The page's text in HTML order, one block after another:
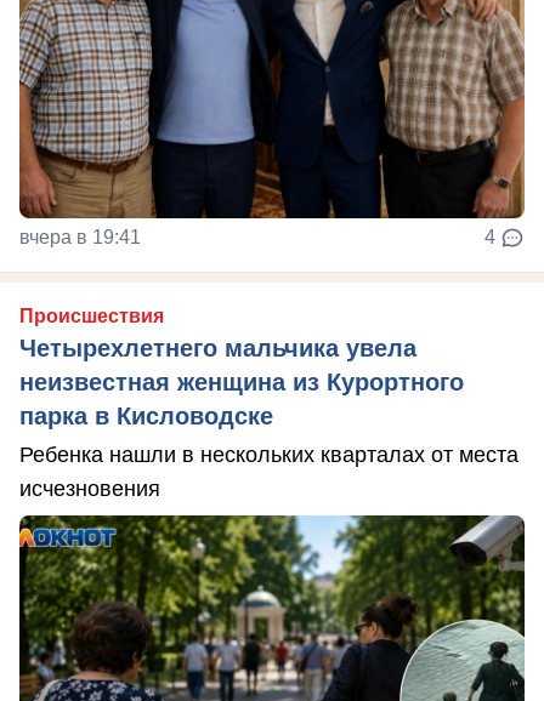
вчера в 19:41 4
Происшествия
Четырехлетнего мальчика увела
неизвестная женщина из Курортного
парка в Кисловодске
Ребенка нашли в нескольких кварталах от места
исчезновения